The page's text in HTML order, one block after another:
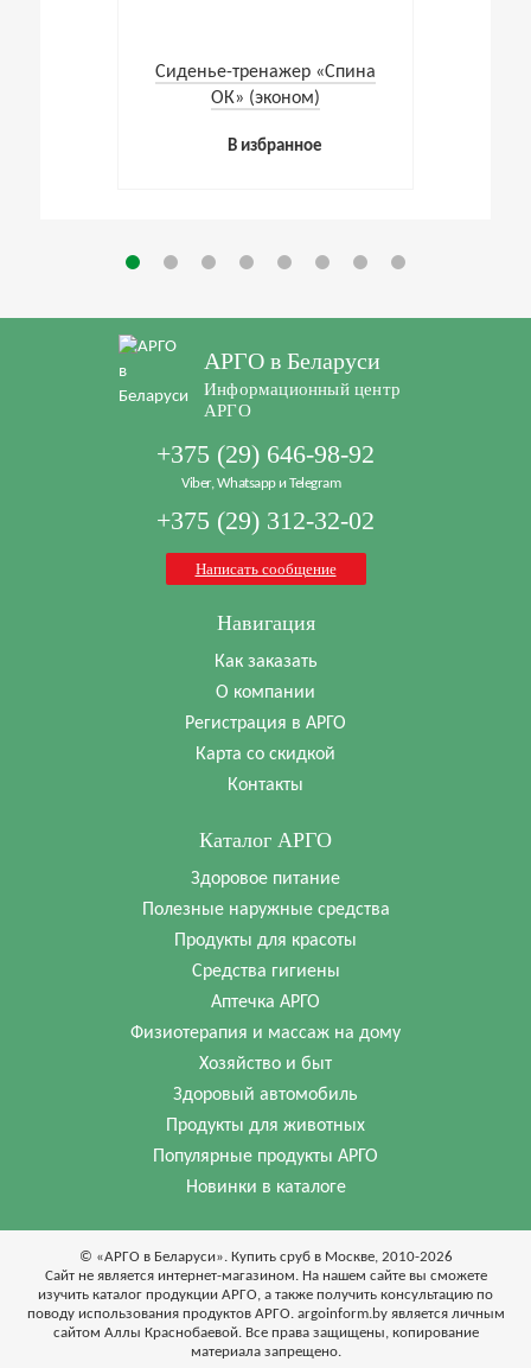
Cиденье-тренажер «Спина
ОК» (эконом)
В избранное
АРГО в Беларуси
Информационный центр
АРГО
+375 (29) 646-98-92
Viber, Whatsapp и Telegram
+375 (29) 312-32-02
Написать сообщение
Навигация
Как заказать
О компании
Регистрация в АРГО
Карта со скидкой
Контакты
Каталог АРГО
Здоровое питание
Полезные наружные средства
Продукты для красоты
Средства гигиены
Аптечка АРГО
Физиотерапия и массаж на дому
Хозяйство и быт
Здоровый автомобиль
Продукты для животных
Популярные продукты АРГО
Новинки в каталоге
© «АРГО в Беларуси». Купить сруб в Москве, 2010-2026
Cайт не является интернет-магазином. На нашем сайте вы сможете
изучить каталог продукции АРГО, а также получить консультацию по
поводу использования продуктов АРГО. argoinform.by является личным
сайтом Аллы Краснобаевой. Все права защищены, копирование
материала запрещено.